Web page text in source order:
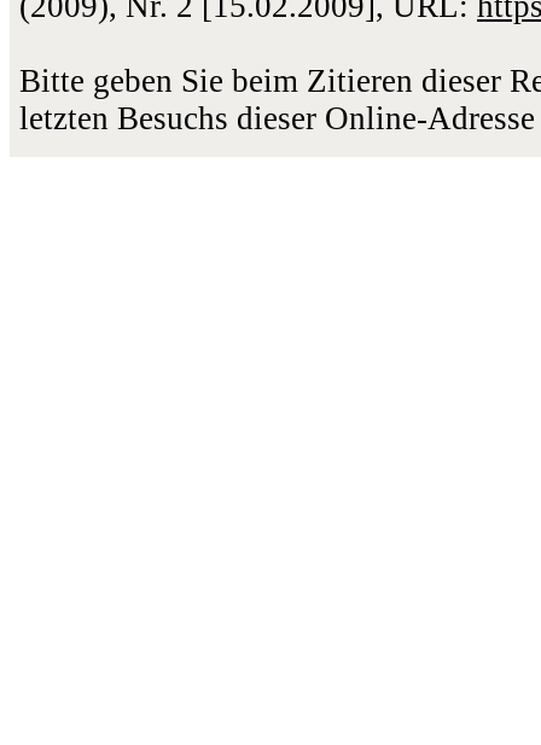
Bitte geben Sie beim Zitieren dieser
letzten Besuchs dieser Online-Adresse